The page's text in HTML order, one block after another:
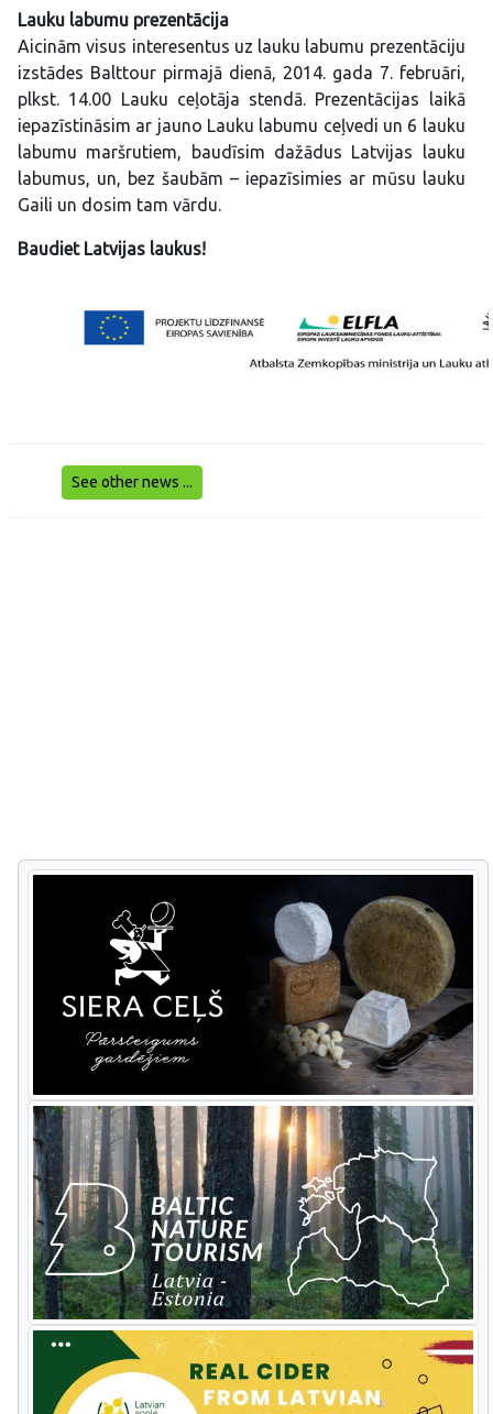
Lauku labumu prezentācija
Aicinām visus interesentus uz lauku labumu prezentāciju
izstādes Balttour pirmajā dienā, 2014. gada 7. februāri,
plkst. 14.00 Lauku ceļotāja stendā. Prezentācijas laikā
iepazīstināsim ar jauno Lauku labumu ceļvedi un 6 lauku
labumu maršrutiem, baudīsim dažādus Latvijas lauku
labumus, un, bez šaubām – iepazīsimies ar mūsu lauku
Gaili un dosim tam vārdu.
Baudiet Latvijas laukus!
See other news ...